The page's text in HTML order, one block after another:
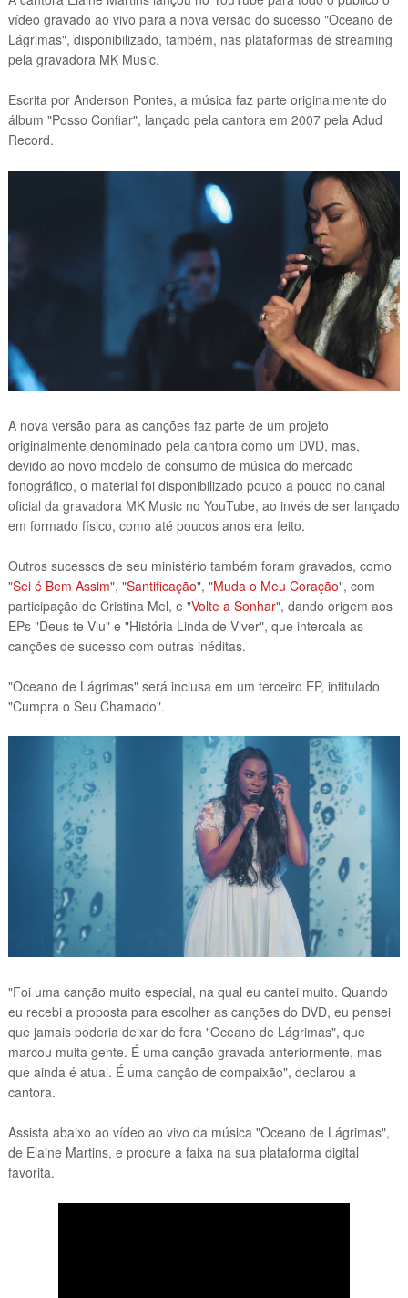
vídeo gravado ao vivo para a nova versão do sucesso "Oceano de
Lágrimas", disponibilizado, também, nas plataformas de streaming
pela gravadora MK Music.
Escrita por Anderson Pontes, a música faz parte originalmente do
álbum "Posso Confiar", lançado pela cantora em 2007 pela Adud
Record.
A nova versão para as canções faz parte de um projeto
originalmente denominado pela cantora como um DVD, mas,
devido ao novo modelo de consumo de música do mercado
fonográfico, o material foi disponibilizado pouco a pouco no canal
oficial da gravadora MK Music no YouTube, ao invés de ser lançado
em formado físico, como até poucos anos era feito.
Outros sucessos de seu ministério também foram gravados, como
"Sei é Bem Assim", "Santificação", "Muda o Meu Coração", com
participação de Cristina Mel, e "Volte a Sonhar", dando origem aos
EPs "Deus te Viu" e "História Linda de Viver", que intercala as
canções de sucesso com outras inéditas.
"Oceano de Lágrimas" será inclusa em um terceiro EP, intitulado
"Cumpra o Seu Chamado".
"Foi uma canção muito especial, na qual eu cantei muito. Quando
eu recebi a proposta para escolher as canções do DVD, eu pensei
que jamais poderia deixar de fora "Oceano de Lágrimas", que
marcou muita gente. É uma canção gravada anteriormente, mas
que ainda é atual. É uma canção de compaixão", declarou a
cantora.
Assista abaixo ao vídeo ao vivo da música "Oceano de Lágrimas",
de Elaine Martins, e procure a faixa na sua plataforma digital
favorita.